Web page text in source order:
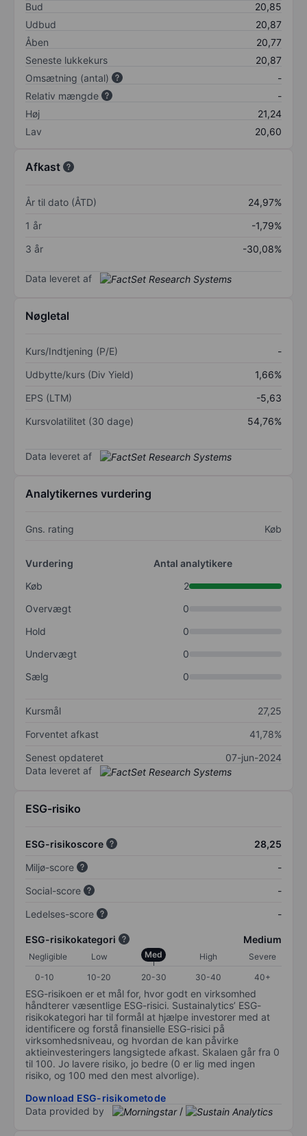
Bud
20,85
Udbud
20,87
Åben
20,77
Seneste lukkekurs
20,87
Omsætning (antal)
-
Relativ mængde
-
Høj
21,24
Lav
20,60
Afkast
År til dato (ÅTD)
24,97%
1 år
-1,79%
3 år
-30,08%
Data leveret af
Nøgletal
Kurs/Indtjening (P/E)
-
Udbytte/kurs (Div Yield)
1,66%
EPS (LTM)
-5,63
Kursvolatilitet (30 dage)
54,76%
Data leveret af
Analytikernes vurdering
Gns. rating Køb
Vurdering
Antal analytikere
Køb
2
Overvægt
0
Hold
0
Undervægt
0
Sælg
0
Kursmål
27,25
Forventet afkast
41,78%
Senest opdateret
07-jun-2024
Data leveret af
ESG-risiko
ESG-risikoscore
28,25
Miljø-score
-
Social-score
-
Ledelses-score
-
ESG-risikokategori Medium
Negligible Low Med High
Severe
0-10
10-20 20-30 30-40 40+
ESG-risikoen er et mål for, hvor godt en virksomhed
håndterer væsentlige ESG-risici. Sustainalytics’ ESG-
risikokategori har til formål at hjælpe investorer med at
identificere og forstå finansielle ESG-risici på
virksomhedsniveau, og hvordan de kan påvirke
aktieinvesteringers langsigtede afkast. Skalaen går fra 0
til 100. Jo lavere risiko, jo bedre (0 er lig med ingen
risiko, og 100 med den mest alvorlige).
Download ESG-risikometode
Data provided by
/